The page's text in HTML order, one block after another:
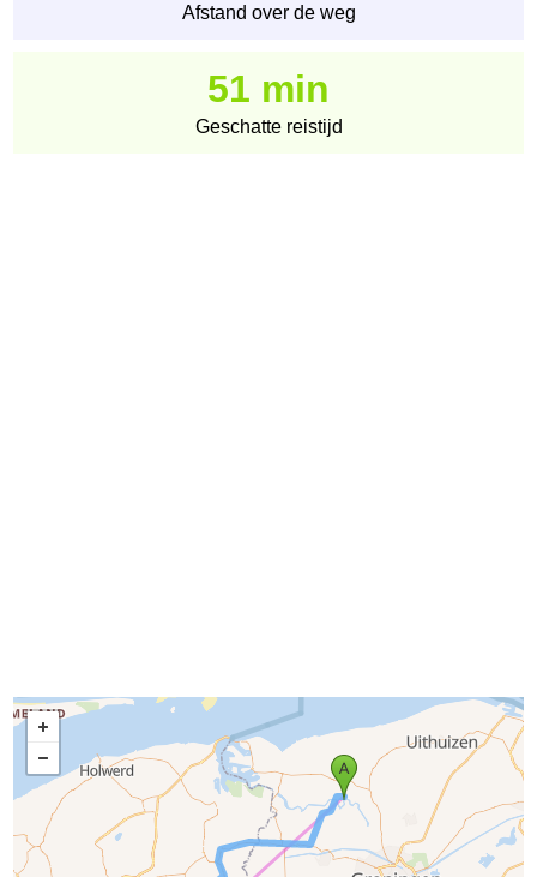
Afstand over de weg
51 min
Geschatte reistijd